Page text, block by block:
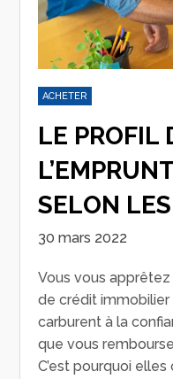
ACHETER
LE PROFIL
SELON
30 mars 2022
Vous vous
de crédit immobilier
carburent à la
que vous
C’est pourquoi